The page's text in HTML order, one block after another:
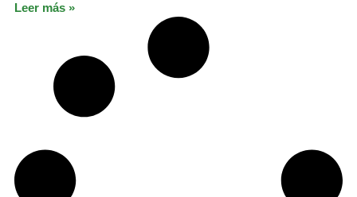
Leer más »